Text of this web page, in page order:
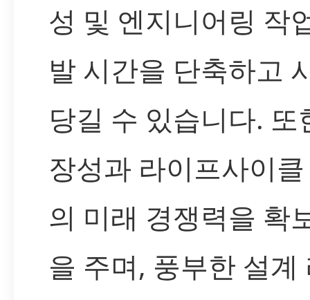
성 및 엔지니어링 작
발 시간을 단축하고
당길 수 있습니다.
장성과 라이프사이
의 미래 경쟁력을 확
을 주며, 풍부한 설계